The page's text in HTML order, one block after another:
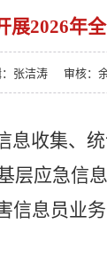
2026年
张洁涛 审核：
息收集、
层应急信
信息员业